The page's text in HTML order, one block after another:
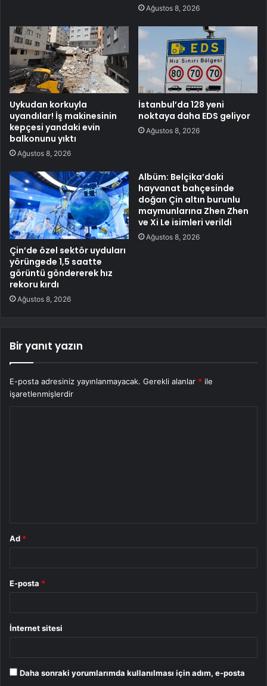
Ağustos 8, 2026
Uykudan korkuyla
uyandılar! İş makinesinin
kepçesi yandaki evin
balkonunu yıktı
Ağustos 8, 2026
İstanbul’da 128 yeni
noktaya daha EDS geliyor
Ağustos 8, 2026
Çin’de özel sektör uyduları
yörüngede 1,5 saatte
görüntü göndererek hız
rekoru kırdı
Ağustos 8, 2026
Albüm: Belçika’daki
hayvanat bahçesinde
doğan Çin altın burunlu
maymunlarına Zhen Zhen
ve Xi Le isimleri verildi
Ağustos 8, 2026
Bir yanıt yazın
E-posta adresiniz yayınlanmayacak. Gerekli alanlar * ile
işaretlenmişlerdir
Ad *
E-posta *
İnternet sitesi
Daha sonraki yorumlarımda kullanılması için adım, e-posta